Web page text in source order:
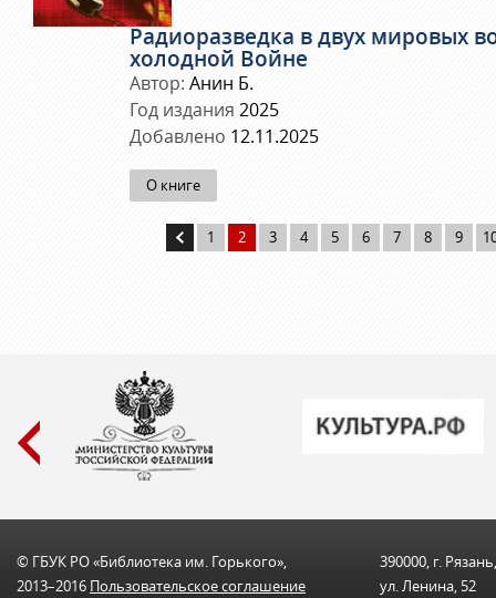
Радиоразведка в двух мировых
холодной Войне
Автор: Анин Б.
Год издания 2025
Добавлено 12.11.2025
О книге
1 2 3 4 5 6 7 8 9
© ГБУК РО «Библиотека им. Горького»,
2013–2016 Пользовательскоe соглашениe
390000, г. Рязань,
ул. Ленина, 52